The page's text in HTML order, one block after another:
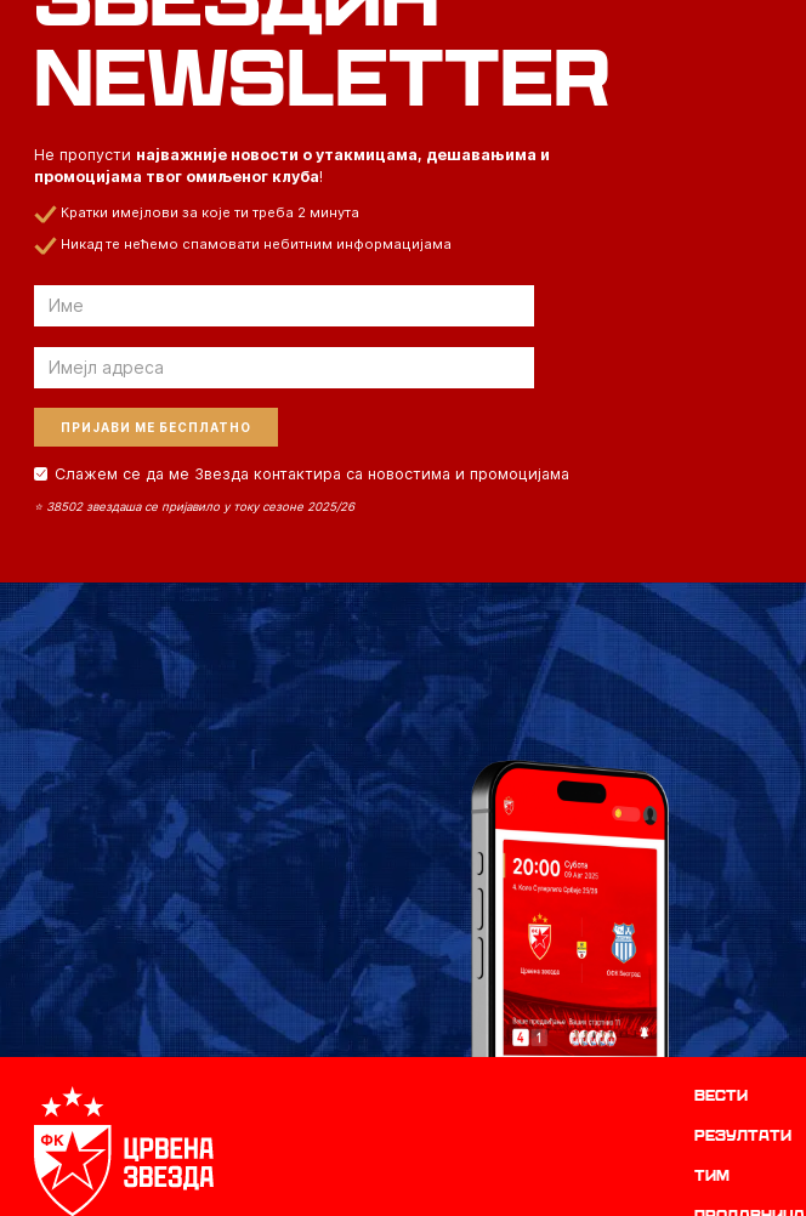
NEWSLETTER
Не пропусти најважније новости о утакмицама, дешавањима и
промоцијама твог омиљеног клуба!
Кратки имејлови за које ти треба 2 минута
Никад те нећемо спамовати небитним информацијама
Email
Email
Слажем се да ме Звезда контактира са новостима и промоцијама
⭐ 38502 звездаша се пријавило у току сезоне 2025/26
Вести
резултати
ТИМ